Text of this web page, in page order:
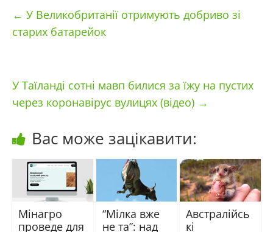
← У Великобританії отримують добриво зі
старих батарейок
У Таїланді сотні мавп билися за їжу на пустих
через коронавірус вулицях (відео) →
Вас може зацікавити:
Мінагро
проведе для
“Мілка вже
не та”: над
Австралійсь
кі